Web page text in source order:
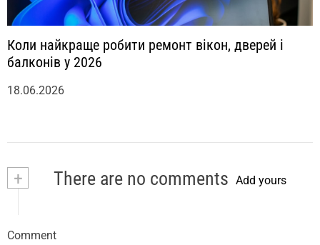
Коли найкраще робити ремонт вікон, дверей і
балконів у 2026
18.06.2026
+ There are no comments Add yours
Comment